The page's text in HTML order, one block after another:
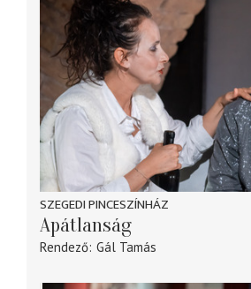
SZEGEDI PINCESZÍNHÁZ
Apátlanság
Rendező Gál Tamás